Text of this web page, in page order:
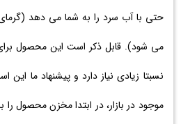
حتی با آب سرد را به شما می دهد
می شود). قابل ذکر است این محصول
نسبتا زیادی نیاز دارد و پیشنهاد ما
موجود در بازار، در ابتدا مخزن محصول